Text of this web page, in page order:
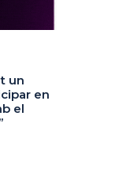
un
en
el